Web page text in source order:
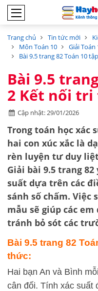
Trang chủ Tin tức mới
Môn Toán 10
Giải Toán
Bài 9.5 trang 82 Toán 10
Bài 9.5
2 Kết nối
Cập nhật: 29/01/2026
Trong toán học xác
hai con xúc xắc là
rèn luyện tư duy
Giải bài 9.5 trang 82
suất dựa trên các
sánh số chấm. Việc
mẫu sẽ giúp các
tránh bỏ sót các
Bài 9.5 trang 82
thức:
Hai bạn An và Bình
cân đối. Tính xác suất